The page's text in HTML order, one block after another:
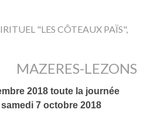
"LES CÔTEAUX PAÏS",
MAZERES-LEZONS
2018 toute la journée
samedi 7 octobre 2018